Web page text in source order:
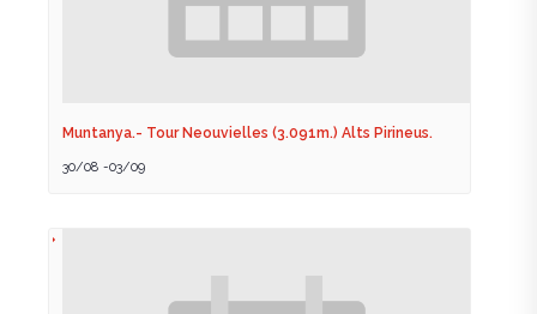
Muntanya.- Tour Neouvielles (3.091m.) Alts Pirineus.
30/08 -03/09